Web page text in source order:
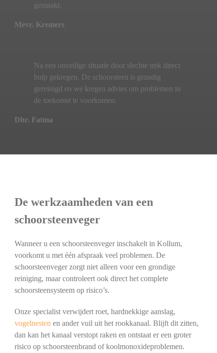
gemaakt.
Mevr. Kremers
Na een onveilige situatie door slechte trek direct
hulp gekregen. De schoorsteen is grondig
gereinigd en we kregen advies om problemen in
de toekomst te voorkomen.
Dhr. Fatma
De werkzaamheden van een
schoorsteenveger
Wanneer u een schoorsteenveger inschakelt in Kollum,
voorkomt u met één afspraak veel problemen. De
schoorsteenveger zorgt niet alleen voor een grondige
reiniging, maar controleert ook direct het complete
schoorsteensysteem op risico’s.
Onze specialist verwijdert roet, hardnekkige aanslag,
vogelnesten en ander vuil uit het rookkanaal. Blijft dit zitten,
dan kan het kanaal verstopt raken en ontstaat er een groter
risico op schoorsteenbrand of koolmonoxideproblemen.